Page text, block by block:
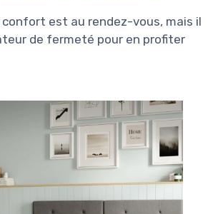
confort est au rendez-vous, mais il
de fermeté pour en profiter